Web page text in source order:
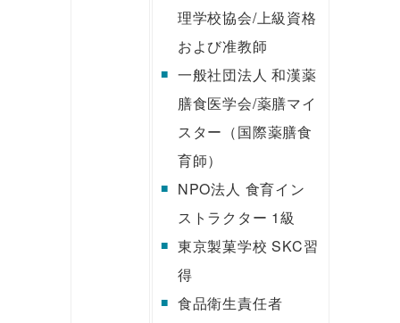
理学校協会/上級資格
および准教師
一般社団法人 和漢薬
膳食医学会/薬膳マイ
スター（国際薬膳食
育師）
NPO法人 食育イン
ストラクター 1級
東京製菓学校 SKC習
得
食品衛生責任者